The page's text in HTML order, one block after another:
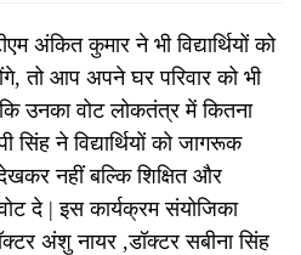
अंकित कुमार ने भी विद्यार्थियों को
तो आप अपने घर परिवार को भी
उनका वोट लोकतंत्र में कितना
ने विद्यार्थियों को जागरूक
नहीं बल्कि शिक्षित और
दे | इस कार्यक्रम संयोजिका
अंशु नायर ,डॉक्टर सबीना सिंह